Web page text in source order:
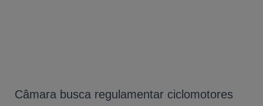
Câmara busca regulamentar ciclomotores